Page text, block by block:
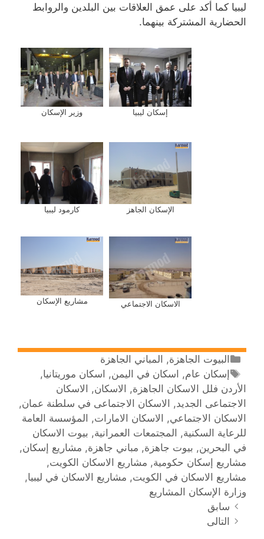
ليبيا كما أكد على عمق العلاقات بين البلدين والروابط
الحضارية المشتركة بينهما.
وزير الإسكان إسكان ليبيا
كارمود ليبيا الإسكان الجاهز
مشاريع الإسكان الاسكان الاجتماعي
البيوت الجاهزة, المباني الجاهزة
إسكان عام, اسكان في اليمن, اسكان موريتانيا,
الأردن فلل الاسكان الجاهزة, الاسكان, الاسكان
الاجتماعى الجديد, الاسكان الاجتماعى في سلطنة عمان,
الاسكان الاجتماعي, الاسكان الامارات, المؤسسة العامة
للرعاية السكنية, المجتمعات العمرانية, بيوت الاسكان
في البحرين, بيوت جاهزة, مباني جاهزة, مشاريع إسكان,
مشاريع إسكان حكومية, مشاريع الاسكان الكويت,
مشاريع الاسكان في الكويت, مشاريع الاسكان في ليبيا,
وزارة الإسكان المشاريع
سابق
التالى